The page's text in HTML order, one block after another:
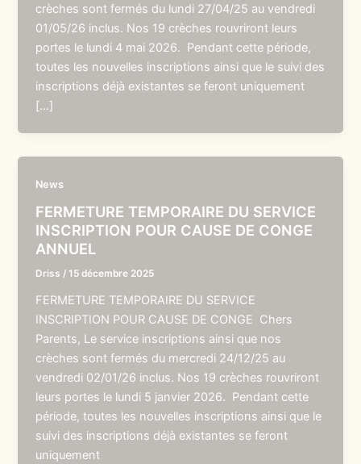
crèches sont fermés du lundi 27/04/25 au vendredi
01/05/26 inclus. Nos 19 crèches rouvriront leurs
portes le lundi 4 mai 2026. Pendant cette période,
toutes les nouvelles inscriptions ainsi que le suivi des
inscriptions déjà existantes se feront uniquement
[…]
News
FERMETURE TEMPORAIRE DU SERVICE
INSCRIPTION POUR CAUSE DE CONGE
ANNUEL
Driss /15 décembre 2025
FERMETURE TEMPORAIRE DU SERVICE
INSCRIPTION POUR CAUSE DE CONGE Chers
Parents, Le service inscriptions ainsi que nos
crèches sont fermés du mercredi 24/12/25 au
vendredi 02/01/26 inclus. Nos 19 crèches rouvriront
leurs portes le lundi 5 janvier 2026. Pendant cette
période, toutes les nouvelles inscriptions ainsi que le
suivi des inscriptions déjà existantes se feront
uniquement